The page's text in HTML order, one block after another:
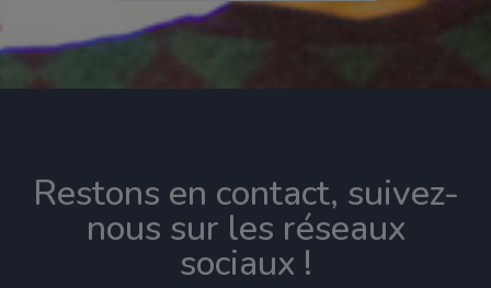
Restons en contact, suivez-
nous sur les réseaux
sociaux !​